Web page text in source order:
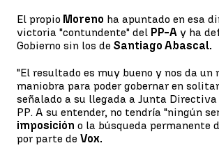
El propio Moreno ha apuntado en esa
victoria "contundente" del PP-A y ha
Gobierno sin los de Santiago Abascal.
"El resultado es muy bueno y nos da un
maniobra para poder gobernar en
señalado a su llegada a Junta
PP. A su entender, no tendría "ningún
imposición o la búsqueda permanente
por parte de Vox.